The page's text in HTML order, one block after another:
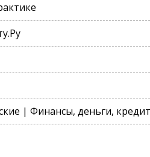
| Финансы, деньги, кредит